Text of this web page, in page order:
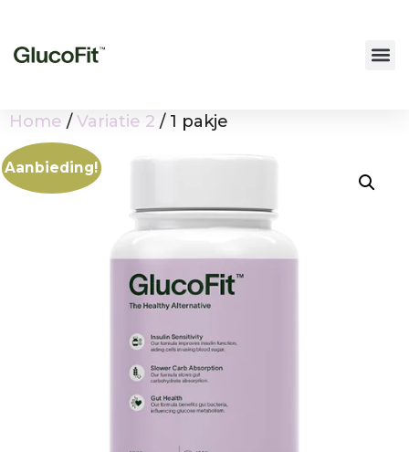
Home /Variatie 2 / 1 pakje
Aanbieding!